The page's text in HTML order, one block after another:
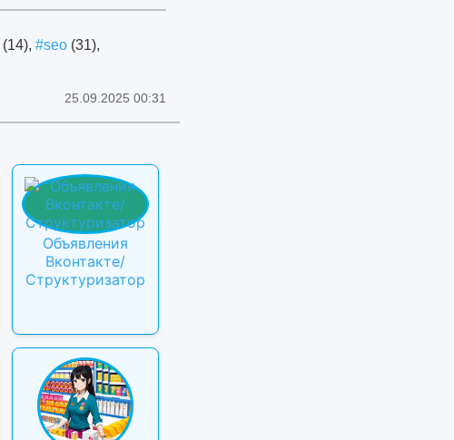
(14), #seo (31),
25.09.2025 00:31
Объявления
Вконтакте/
Структуризатор